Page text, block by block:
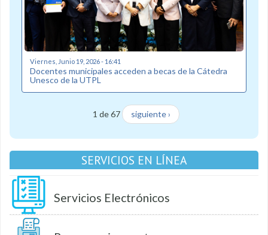
Viernes, Junio 19, 2026 - 16:41
Docentes municipales acceden a becas de la Cátedra
Unesco de la UTPL
1 de 67 siguiente ›
SERVICIOS EN LÍNEA
Servicios Electrónicos